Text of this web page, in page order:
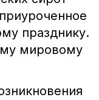
празднику.
мировому